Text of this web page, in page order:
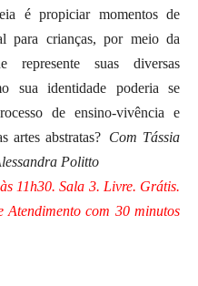
é propiciar momentos de
para crianças, por meio da
suas diversas
sua identidade poderia se
de ensino-vivência e
artes abstratas? Com Tássia
Politto
11h30. Sala 3. Livre. Grátis.
Atendimento com 30 minutos